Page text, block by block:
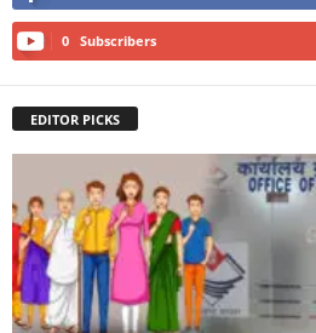
0 Subscribers
EDITOR PICKS